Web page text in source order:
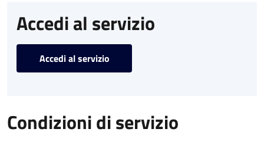
Accedi al servizio
Accedi al servizio
Condizioni di servizio